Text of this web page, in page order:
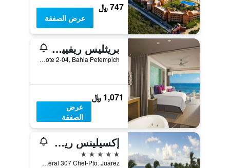
747 ﷼
عرض الصفقة
بريثليس ريفييرا كانكون ريزورت آند سبا - للبالغين فقط - بسعر شامل جميع الخدمات
Calle 12 Mza. 41 Lote 2-04, Bahia Petempich, بويرتو موريلو, ولاية كينتانا رو, المكسيك
1,071 ﷼
عرض
الصفقة
إكسيلينس ريفيرا كانكون - للبالغين فقط بسعر شامل جميع الخدمات
5 نجوم
Carr. Federal 307 Chet-Pto. Juarez, بويرتو موريلو, ولاية كينتانا رو, المكسيك